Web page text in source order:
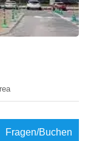
Fragen/Buchen